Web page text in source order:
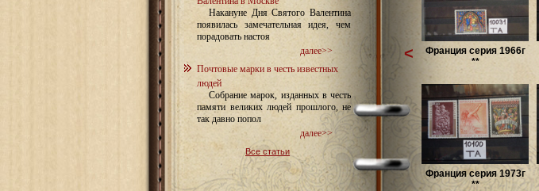
Накануне Дня Святого Валентина
появилась замечательная идея, чем
порадовать настоя
далее>>
Почтовые марки в честь известных
людей
Собрание марок, изданных в честь
памяти великих людей прошлого, не
так давно попол
далее>>
Все статьи
Франция серия 1966г
**
Франция серия 1973г
**
<